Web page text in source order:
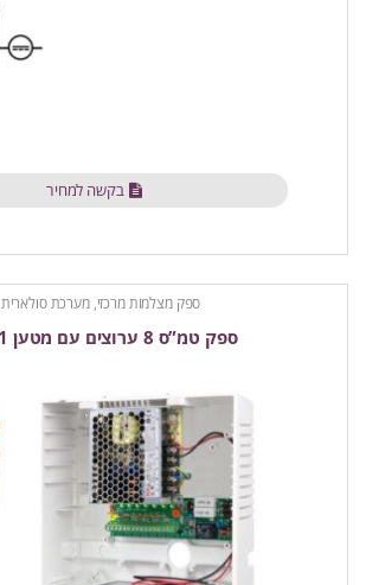
בקשה למחיר
ספק מצלמות מרכזי, מערכת סולארית
ספק טמ”ס 8 ערוצים עם מטען AV41